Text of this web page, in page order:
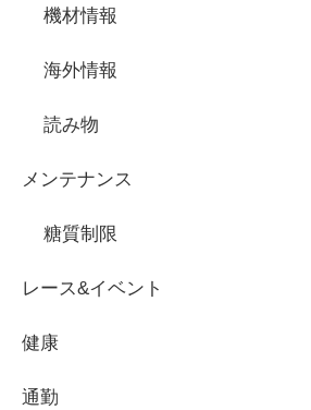
機材情報
海外情報
読み物
メンテナンス
糖質制限
レース&イベント
健康
通勤